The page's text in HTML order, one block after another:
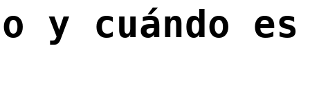
y cuándo es